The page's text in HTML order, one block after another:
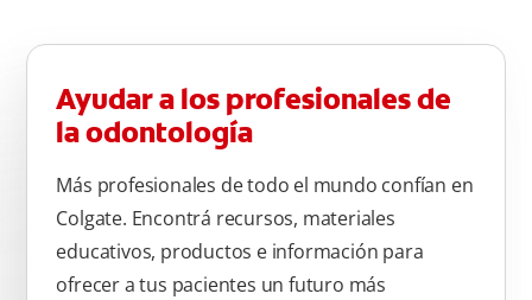
Ayudar a los profesionales de
la odontología
Más profesionales de todo el mundo confían en
Colgate. Encontrá recursos, materiales
educativos, productos e información para
ofrecer a tus pacientes un futuro más